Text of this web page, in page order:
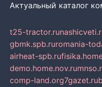
Актуальный каталог
t25-tractor.ru
gbmk.spb.ruromania-
airheat-spb.ru
demo.home.nov.ru
comp-land.org7gazet.ru